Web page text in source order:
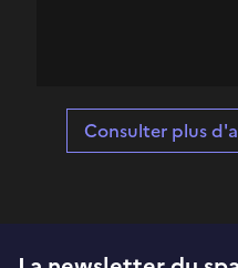
Consulter plus